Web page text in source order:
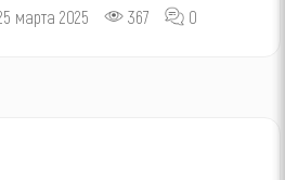
марта 2025 367 0